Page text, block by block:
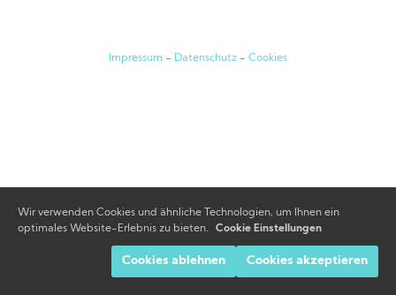
Impressum - Datenschutz - Cookies
Wir verwenden Cookies und ähnliche Technologien, um Ihnen ein
optimales Website-Erlebnis zu bieten.
Cookie Einstellungen
Cookies ablehnen Cookies akzeptieren